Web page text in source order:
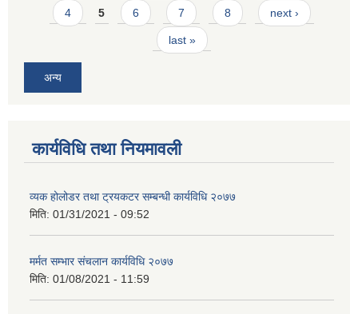
4 5 6 7 8 next ›
last »
अन्य
कार्यविधि तथा नियमावली
व्यक होलोडर तथा ट्रयकटर सम्बन्धी कार्यविधि २०७७
मिति: 01/31/2021 - 09:52
मर्मत सम्भार संचलान कार्यविधि २०७७
मिति: 01/08/2021 - 11:59